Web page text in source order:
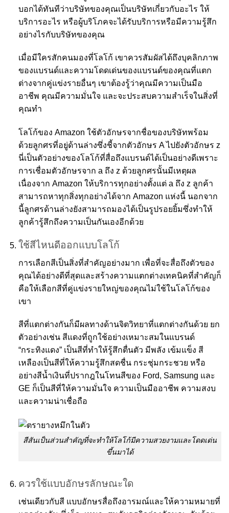
บอกได้ทันทีว่าบริษัทของคุณเป็นบริษัทเกี่ยวกับอะไร ให้
บริการอะไร หรือผู้บริโภคจะได้รับบริการหรือมีความรู้สึก
อย่างไรกับบริษัทของคุณ
เมื่อมีใครสักคนมองที่โลโก้ เขาควรสัมผัสได้ถึงบุคลิกภาพ
ของแบรนด์และความโดดเด่นของแบรนด์ของคุณที่แตก
ต่างจากคู่แข่งรายอื่นๆ เขาต้องรู้ว่าคุณมีความเป็นมือ
อาชีพ คุณมีความมั่นใจ และจะประสบความสำเร็จในสิ่งที่
คุณทำ
โลโก้ของ Amazon ใช้ตัวอักษรจากชื่อของบริษัทพร้อม
ด้วยลูกศรที่อยู่ด้านล่างซึ่งชี้จากตัวอักษร A ไปยังตัวอักษร z
นี่เป็นตัวอย่างของโลโก้ที่สื่อถึงแบรนด์ได้เป็นอย่างดีเพราะ
การเชื่อมตัวอักษรจาก a ถึง z ด้วยลูกศรนั้นมีเหตุผล
เนื่องจาก Amazon ให้บริการทุกอย่างตั้งแต่ a ถึง z ลูกค้า
สามารถหาทุกสิ่งทุกอย่างได้จาก Amazon แห่งนี้ นอกจาก
นี้ลูกศรด้านล่างยังสามารถมองได้เป็นรูปรอยยิ้มซึ่งทำให้
ลูกค้ารู้สึกถึงความเป็นกันเองอีกด้วย
ใช้สีไหนดีออกแบบโลโก้
การเลือกสีเป็นสิ่งที่สำคัญอย่างมาก เพื่อที่จะสื่อถึงตัวของ
คุณได้อย่างดีที่สุดและสร้างความแตกต่างเทคนิคที่สำคัญก็
คือให้เลือกสีที่คู่แข่งรายใหญ่ของคุณไม่ใช้ในโลโก้ของ
เขา
สีที่แตกต่างกันก็มีผลทางด้านจิตวิทยาที่แตกต่างกันด้วย ยก
ตัวอย่างเช่น สีแดงที่ถูกใช้อย่างเหมาะสมในแบรนด์
“กระทิงแดง” เป็นสีที่ทำให้รู้สึกตื่นตัว มีพลัง เข้มแข็ง สี
เหลืองเป็นสีที่ให้ความรู้สึกสดชื่น กระชุ่มกระชวย หรือ
อย่างสีน้ำเงินที่ปรากฎในโทนสีของ Ford, Samsung และ
GE ก็เป็นสีที่ให้ความมั่นใจ ความเป็นมืออาชีพ ความสงบ
และความน่าเชื่อถือ
สีสันเป็นส่วนสำคัญที่จะทำให้โลโก้มีความสวยงามและโดดเด่น
ขึ้นมาได้
ควรใช้แบบอักษรลักษณะใด
เช่นเดียวกับสี แบบอักษรสื่อถึงอารมณ์และให้ความหมายที่